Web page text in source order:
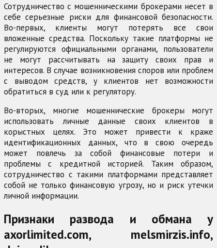
Сотрудничество с мошенническими брокерами несет в
себе серьезные риски для финансовой безопасности.
Во-первых, клиенты могут потерять все свои
вложенные средства. Поскольку такие платформы не
регулируются официальными органами, пользователи
не могут рассчитывать на защиту своих прав и
интересов. В случае возникновения споров или проблем
с выводом средств, у клиентов нет возможности
обратиться в суд или к регулятору.
Во-вторых, многие мошеннические брокеры могут
использовать личные данные своих клиентов в
корыстных целях. Это может привести к краже
идентификационных данных, что в свою очередь
может повлечь за собой финансовые потери и
проблемы с кредитной историей. Таким образом,
сотрудничество с такими платформами представляет
собой не только финансовую угрозу, но и риск утечки
личной информации.
Признаки развода и обмана у
axorlimited.com, melsmirzis.info,